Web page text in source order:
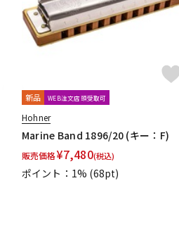
新品 WEB注文店頭受取可
Hohner
Marine Band 1896/20 (キー：F)
販売価格¥7,480(税込)
ポイント：1% (68pt)